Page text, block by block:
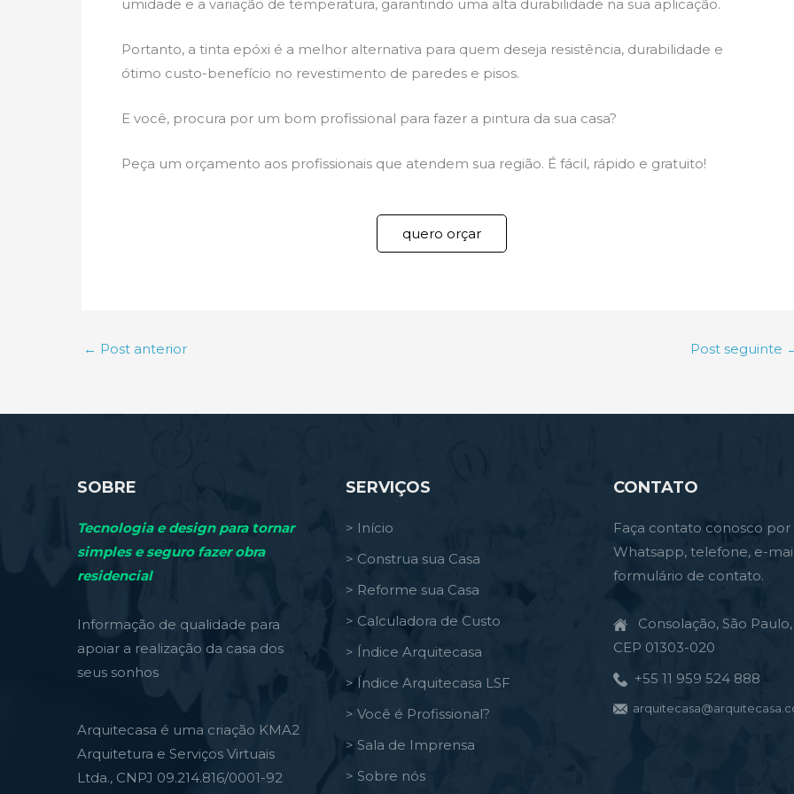
umidade e a variação de temperatura, garantindo uma alta durabilidade na sua aplicação.
Portanto, a tinta epóxi é a melhor alternativa para quem deseja resistência, durabilidade e
ótimo custo-benefício no revestimento de paredes e pisos.
E você, procura por um bom profissional para fazer a pintura da sua casa?
Peça um orçamento aos profissionais que atendem sua região. É fácil, rápido e gratuito!
quero orçar
← Post anterior Post seguinte
SOBRE
Tecnologia e design para tornar
simples e seguro fazer obra
residencial
Informação de qualidade para
apoiar a realização da casa dos
seus sonhos
Arquitecasa é uma criação KMA2
Arquitetura e Serviços Virtuais
Ltda., CNPJ 09.214.816/0001-92
SERVIÇOS
> Início
> Construa sua Casa
> Reforme sua Casa
> Calculadora de Custo
> Índice Arquitecasa
> Índice Arquitecasa LSF
> Você é Profissional?
> Sala de Imprensa
> Sobre nós
CONTATO
Faça contato conosco por
Whatsapp, telefone, e-
formulário de contato.
Consolação, São Paulo,
CEP 01303-020
+55 11 959 524 888